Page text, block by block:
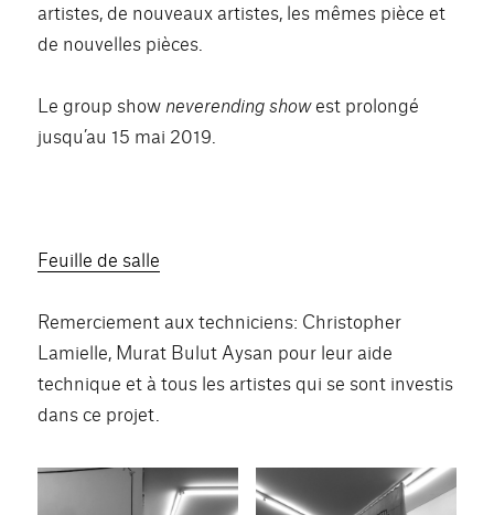
artistes, de nouveaux artistes, les mêmes pièce et
de nouvelles pièces.
Le group show neverending showest prolongé
jusqu’au 15 mai 2019.
Feuille de salle
Remerciement aux techniciens: Christopher
Lamielle, Murat Bulut Aysan pour leur aide
technique et à tous les artistes qui se sont investis
dans ce projet.